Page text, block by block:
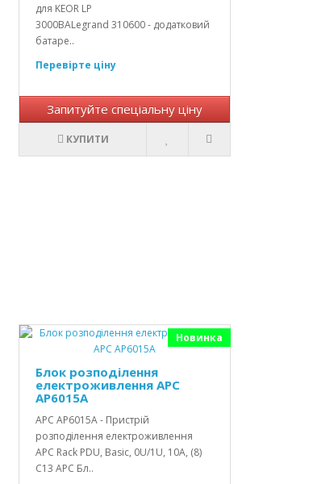
для KEOR LP
3000ВАLegrand 310600 - додатковий
батаре..
Перевірте ціну
Запитуйте спеціальну ціну
КУПИТИ
Новинка
Блок розподілення
електроживлення АРС
AP6015A
АРС AP6015A - Пристрій
розподілення електроживлення
АРС Rack PDU, Basic, 0U/1U, 10A, (8)
C13 APC Бл..